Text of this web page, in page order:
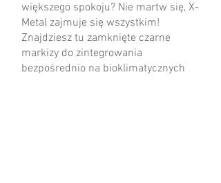
większego spokoju? Nie martw się, X-
Metal zajmuje się wszystkim!
Znajdziesz tu zamknięte czarne
markizy do zintegrowania
bezpośrednio na bioklimatycznych